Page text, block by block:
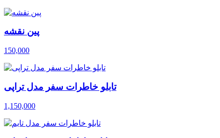
پین نقشه
150,000
تابلو خاطرات سفر مدل تراپی
1,150,000